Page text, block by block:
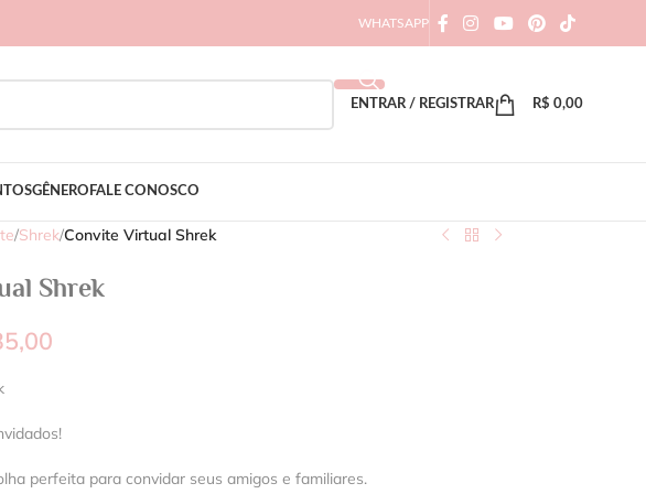
WHATSAPP
ENTRAR / REGISTRAR R$ 0,00
GÊNERO FALE CONOSCO
/Shrek/Convite Virtual Shrek
Shrek
perfeita para convidar seus amigos e familiares.